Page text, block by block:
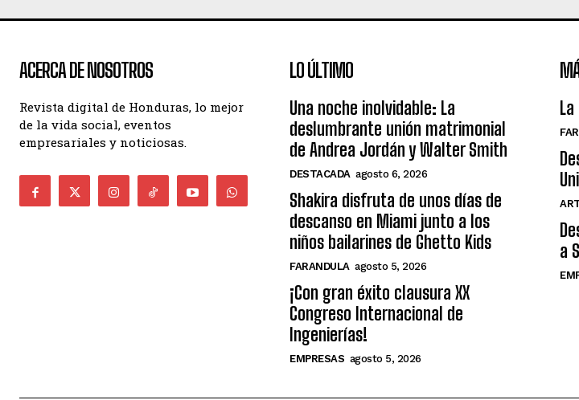
ACERCA DE NOSOTROS
Revista digital de Honduras, lo mejor
de la vida social, eventos
empresariales y noticiosas.
LO ÚLTIMO
Una noche inolvidable: La
deslumbrante unión matrimonial
de Andrea Jordán y Walter Smith
DESTACADA agosto 6, 2026
Shakira disfruta de unos días de
descanso en Miami junto a los
niños bailarines de Ghetto Kids
FARANDULA agosto 5, 2026
¡Con gran éxito clausura XX
Congreso Internacional de
Ingenierías!
EMPRESAS agosto 5, 2026
a